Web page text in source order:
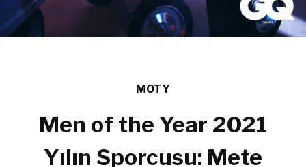
MOTY
Men of the Year 2021
Yılın Sporcusu: Mete